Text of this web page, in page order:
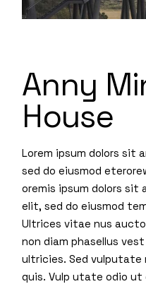
Anny
House
Lorem ipsum dolors
sed do eiusmod
oremis ipsum dolors
elit, sed do eiusmod
Ultrices vitae nus
non diam phasellus
ultricies. Sed vulputate
quis. Vulp utate odio